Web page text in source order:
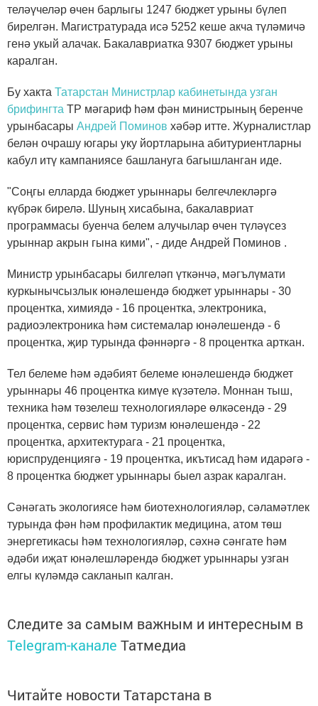
теләүчеләр өчен барлыгы 1247 бюджет урыны бүлеп
бирелгән. Магистратурада исә 5252 кеше акча түләмичә
генә укый алачак. Бакалавриатка 9307 бюджет урыны
каралган.
Бу хакта Татарстан Министрлар кабинетында узган
брифингта ТР мәгариф һәм фән министрының беренче
урынбасары Андрей Поминов хәбәр итте. Журналистлар
белән очрашу югары уку йортларына абитуриентларны
кабул итү кампаниясе башлануга багышланган иде.
"Соңгы елларда бюджет урыннары белгечлекләргә
күбрәк бирелә. Шуның хисабына, бакалавриат
программасы буенча белем алучылар өчен түләүсез
урыннар акрын гына кими", - диде Андрей Поминов .
Министр урынбасары билгеләп үткәнчә, мәгълүмати
куркынычсызлык юнәлешендә бюджет урыннары - 30
процентка, химиядә - 16 процентка, электроника,
радиоэлектроника һәм системалар юнәлешендә - 6
процентка, җир турында фәннәргә - 8 процентка арткан.
Тел белеме һәм әдәбият белеме юнәлешендә бюджет
урыннары 46 процентка кимүе күзәтелә. Моннан тыш,
техника һәм төзелеш технологияләре өлкәсендә - 29
процентка, сервис һәм туризм юнәлешендә - 22
процентка, архитектурага - 21 процентка,
юриспруденциягә - 19 процентка, икътисад һәм идарәгә -
8 процентка бюджет урыннары быел азрак каралган.
Сәнәгать экологиясе һәм биотехнологияләр, сәламәтлек
турында фән һәм профилактик медицина, атом төш
энергетикасы һәм технологияләр, сәхнә сәнгате һәм
әдәби иҗат юнәлешләрендә бюджет урыннары узган
елгы күләмдә сакланып калган.
Следите за самым важным и интересным в
Telegram-канале Татмедиа
Читайте новости Татарстана в